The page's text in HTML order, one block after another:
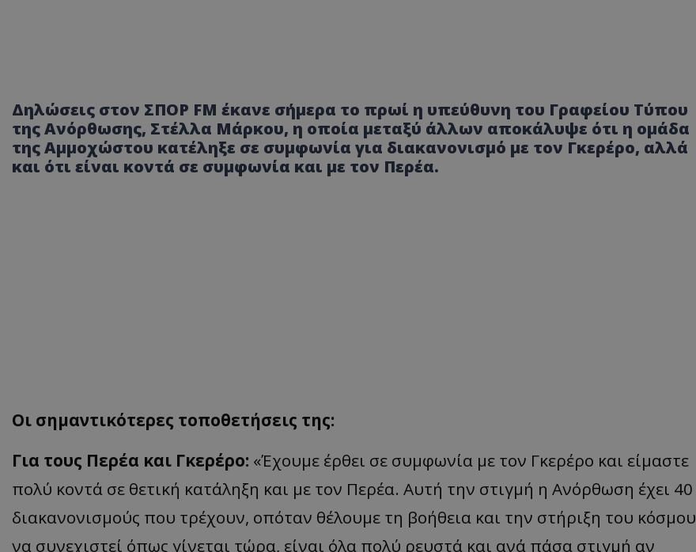
Δηλώσεις στον ΣΠΟΡ FM έκανε σήμερα το πρωί η υπεύθυνη του Γραφείου Τύπου
της Ανόρθωσης, Στέλλα Μάρκου, η οποία μεταξύ άλλων αποκάλυψε ότι η ομάδα
της Αμμοχώστου κατέληξε σε συμφωνία για διακανονισμό με τον Γκερέρο, αλλά
και ότι είναι κοντά σε συμφωνία και με τον Περέα.
Οι σημαντικότερες τοποθετήσεις της:
Για τους Περέα και Γκερέρο: «Έχουμε έρθει σε συμφωνία με τον Γκερέρο και είμαστε
πολύ κοντά σε θετική κατάληξη και με τον Περέα. Αυτή την στιγμή η Ανόρθωση έχει 40
διακανονισμούς που τρέχουν, οπόταν θέλουμε τη βοήθεια και την στήριξη του κόσμου
να συνεχιστεί όπως γίνεται τώρα, είναι όλα πολύ ρευστά και ανά πάσα στιγμή αν